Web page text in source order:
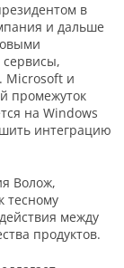
в
и дальше
сервисы,
Microsoft и
промежуток
на Windows
интеграцию
Волож,
тесному
между
продуктов.